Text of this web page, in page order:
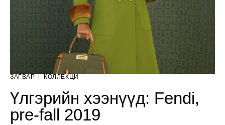
ЗАГВАР КОЛЛЕКЦИ
Үлгэрийн хээнүүд: Fendi,
pre-fall 2019